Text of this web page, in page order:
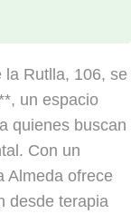
la Rutlla, 106, se
un espacio
quienes buscan
Con un
Almeda ofrece
desde terapia